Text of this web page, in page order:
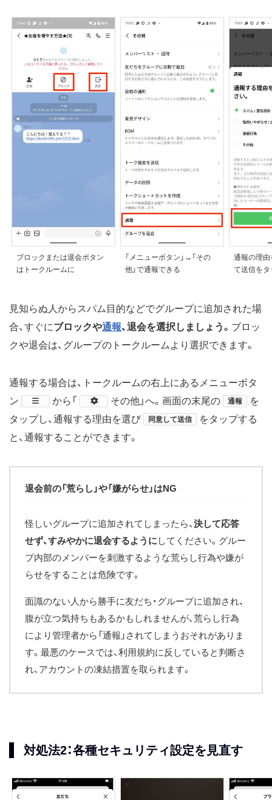
ブロックまたは退会ボタン
はトークルームに
「メニューボタン」→「その
他」で通報できる
通報の理由
て送信をタ
見知らぬ人からスパム目的などでグループに追加された場
合、すぐにブロックや通報、退会を選択しましょう。 ブロッ
クや退会は、グループのトークルームより選択できます。
通報する場合は、トークルームの右上にあるメニューボタ
ン
から「 その他」へ。画面の末尾の 通報
を
タップし、通報する理由を選び
同意して送信
をタップする
と、通報することができます。
退会前の「荒らし」や「嫌がらせ」はNG
怪しいグループに追加されてしまったら、 決して応答
せず、すみやかに退会するように してください。グルー
プ内部のメンバーを刺激するような荒らし行為や嫌が
らせをすることは危険です。
面識のない人から勝手に友だち・グループに追加され、
腹が立つ気持ちもあるかもしれませんが、荒らし行為
により管理者から「通報」されてしまうおそれがありま
す。最悪のケースでは、利用規約に反していると判断さ
れ、アカウントの凍結措置を取られます。
対処法2：各種セキュリティ設定を見直す